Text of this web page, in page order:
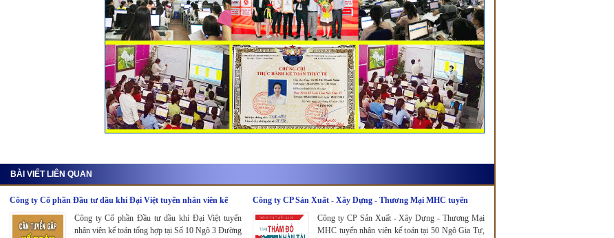
BÀI VIẾT LIÊN QUAN
Công ty Cổ phần Đầu tư dầu khí Đại Việt tuyển nhân viên kế
Công ty Cổ phần Đầu tư dầu khí Đại Việt tuyển
nhân viên kế toán tổng hợp tại Số 10 Ngõ 3 Đường
Công ty CP Sản Xuất - Xây Dựng - Thương Mại MHC tuyển
Công ty CP Sản Xuất - Xây Dựng - Thương Mại
MHC tuyển nhân viên kế toán tại 50 Ngô Gia Tự,